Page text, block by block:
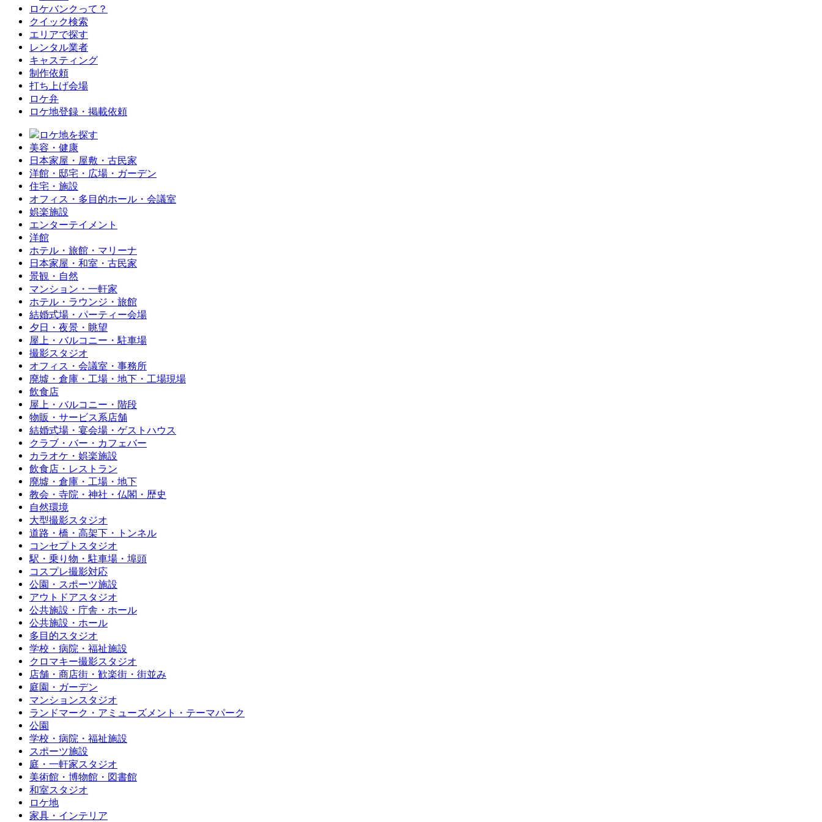
ロケバンクって？
クイック検索
エリアで探す
レンタル業者
キャスティング
制作依頼
打ち上げ会場
ロケ弁
ロケ地登録・掲載依頼
ロケ地を探す
美容・健康
日本家屋・屋敷・古民家
洋館・邸宅・広場・ガーデン
住宅・施設
オフィス・多目的ホール・会議室
娯楽施設
エンターテイメント
洋館
ホテル・旅館・マリーナ
日本家屋・和室・古民家
景観・自然
マンション・一軒家
ホテル・ラウンジ・旅館
結婚式場・パーティー会場
夕日・夜景・眺望
屋上・バルコニー・駐車場
撮影スタジオ
オフィス・会議室・事務所
廃墟・倉庫・工場・地下・工場現場
飲食店
屋上・バルコニー・階段
物販・サービス系店舗
結婚式場・宴会場・ゲストハウス
クラブ・バー・カフェバー
カラオケ・娯楽施設
飲食店・レストラン
廃墟・倉庫・工場・地下
教会・寺院・神社・仏閣・歴史
自然環境
大型撮影スタジオ
道路・橋・高架下・トンネル
コンセプトスタジオ
駅・乗り物・駐車場・埠頭
コスプレ撮影対応
公園・スポーツ施設
アウトドアスタジオ
公共施設・庁舎・ホール
公共施設・ホール
多目的スタジオ
学校・病院・福祉施設
クロマキー撮影スタジオ
店舗・商店街・歓楽街・街並み
庭園・ガーデン
マンションスタジオ
ランドマーク・アミューズメント・テーマパーク
公園
学校・病院・福祉施設
スポーツ施設
庭・一軒家スタジオ
美術館・博物館・図書館
和室スタジオ
ロケ地
家具・インテリア